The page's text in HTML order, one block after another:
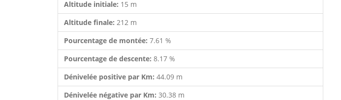
Altitude initiale: 15 m
Altitude finale: 212 m
Pourcentage de montée: 7.61 %
Pourcentage de descente: 8.17 %
Dénivelée positive par Km: 44.09 m
Dénivelée négative par Km: 30.38 m